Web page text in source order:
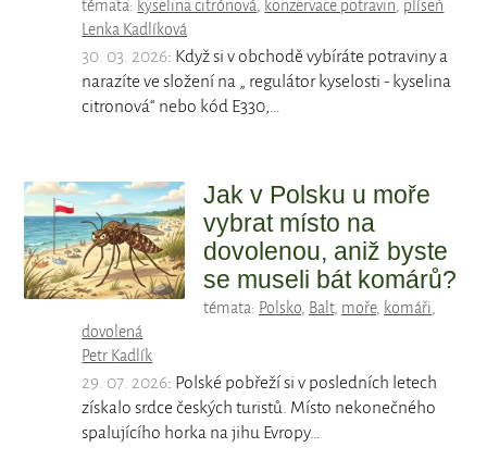
témata: kyselina citrónová, konzervace potravin, plíseň
Lenka Kadlíková
30. 03. 2026: Když si v obchodě vybíráte potraviny a
narazíte ve složení na „ regulátor kyselosti - kyselina
citronová“ nebo kód E330,…
Jak v Polsku u moře
vybrat místo na
dovolenou, aniž byste
se museli bát komárů?
témata: Polsko, Balt, moře, komáři,
dovolená
Petr Kadlík
29. 07. 2026: Polské pobřeží si v posledních letech
získalo srdce českých turistů. Místo nekonečného
spalujícího horka na jihu Evropy…